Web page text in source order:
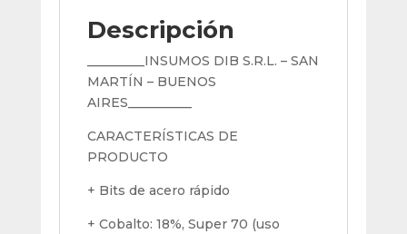
Descripción
_________INSUMOS DIB S.R.L. – SAN
MARTÍN – BUENOS
AIRES__________
CARACTERÍSTICAS DE
PRODUCTO
+ Bits de acero rápido
+ Cobalto: 18%, Super 70 (uso